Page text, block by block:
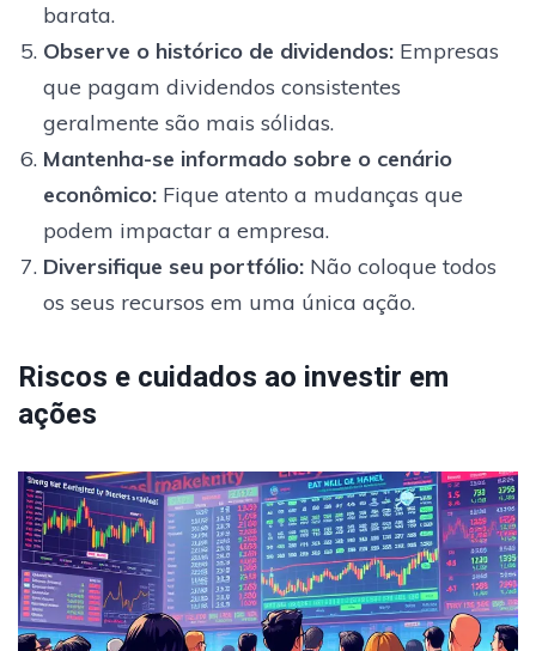
barata.
Observe o histórico de dividendos:Empresas
que pagam dividendos consistentes
geralmente são mais sólidas.
Mantenha-se informado sobre o cenário
econômico:Fique atento a mudanças que
podem impactar a empresa.
Diversifique seu portfólio:Não coloque todos
os seus recursos em uma única ação.
Riscos e cuidados ao investir em
ações